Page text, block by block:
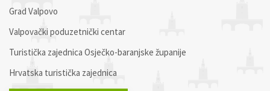
Grad Valpovo
Valpovački poduzetnički centar
Turistička zajednica Osječko-baranjske županije
Hrvatska turistička zajednica